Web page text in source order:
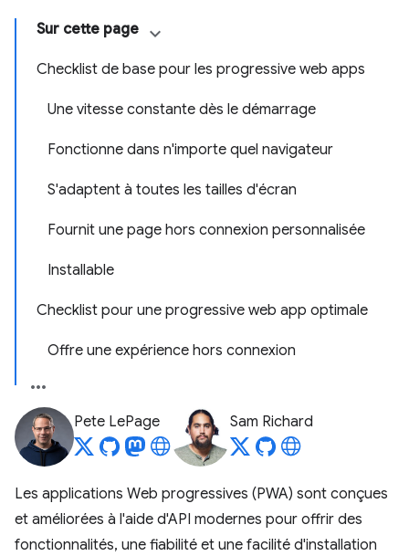
Sur cette page
Checklist de base pour les progressive web apps
Une vitesse constante dès le démarrage
Fonctionne dans n'importe quel navigateur
S'adaptent à toutes les tailles d'écran
Fournit une page hors connexion personnalisée
Installable
Checklist pour une progressive web app optimale
Offre une expérience hors connexion
Pete LePage Sam Richard
Les applications Web progressives (PWA) sont conçues
et améliorées à l'aide d'API modernes pour offrir des
fonctionnalités, une fiabilité et une facilité d'installation